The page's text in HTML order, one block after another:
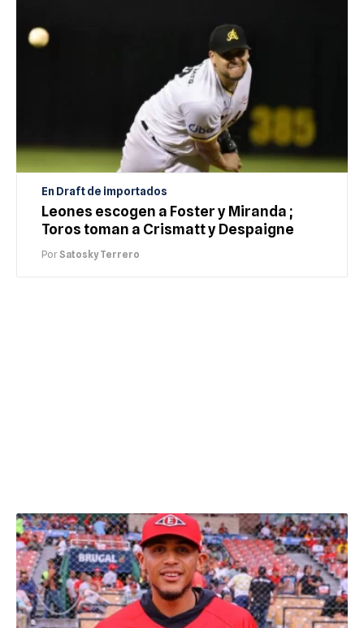
En Draft de importados
Leones escogen a Foster y Miranda ;
Toros toman a Crismatt y Despaigne
PorSatosky Terrero